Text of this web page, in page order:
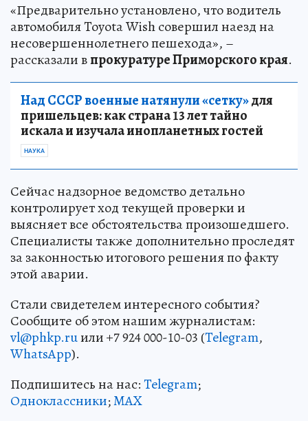
«Предварительно установлено, что водитель
автомобиля Toyota Wish совершил наезд на
несовершеннолетнего пешехода», –
рассказали впрокуратуре Приморского края.
Над СССР военные натянули «сетку»для
пришельцев: как страна 13 лет тайно
искала и изучала инопланетных гостей
НАУКА
Сейчас надзорное ведомство детально
контролирует ход текущей проверки и
выясняет все обстоятельства произошедшего.
Специалисты также дополнительно проследят
за законностью итогового решения по факту
этой аварии.
Стали свидетелем интересного события?
Сообщите об этом нашим журналистам:
vl@phkp.ruили +7 924 000-10-03 (Telegram,
WhatsApp).
Подпишитесь на нас:Telegram;
Одноклассники;MAX